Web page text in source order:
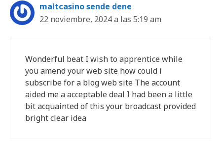
maltcasino sende dene
22 noviembre, 2024 a las 5:19 am
Wonderful beat I wish to apprentice while
you amend your web site how could i
subscribe for a blog web site The account
aided me a acceptable deal I had been a little
bit acquainted of this your broadcast provided
bright clear idea